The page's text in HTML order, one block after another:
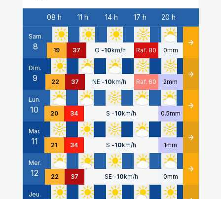
Date
08 h 11 h 14 h 17 h 20 h
Sam.
8 19 37 O -10km/h Raf. 80 0mm Détails
Dim.
9 22 37 NE -10km/h Raf. 60 2mm Détails
Lun.
10 20 34 S -10km/h 0.5mm Détails
Mar.
11 21 34 S -10km/h 1mm Détails
Mer.
12 22 37 SE -10km/h 0mm Détails
Jeu.